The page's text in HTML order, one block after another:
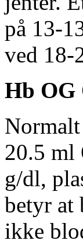
på 13-
ved 18-
Hb OG
20.5 ml
g/dl,
betyr at
ikke